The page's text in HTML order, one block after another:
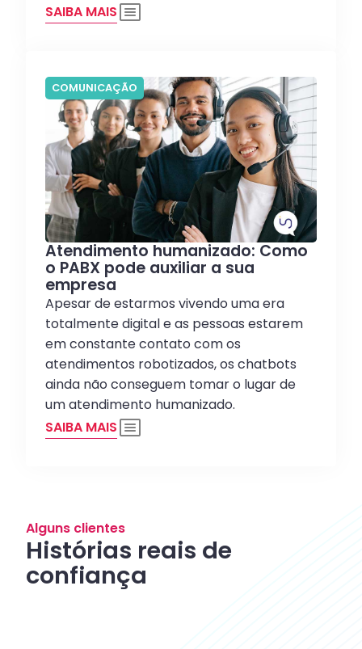
SAIBA MAIS
COMUNICAÇÃO
Atendimento humanizado: Como
o PABX pode auxiliar a sua
empresa
Apesar de estarmos vivendo uma era
totalmente digital e as pessoas estarem
em constante contato com os
atendimentos robotizados, os chatbots
ainda não conseguem tomar o lugar de
um atendimento humanizado.
SAIBA MAIS
Alguns clientes
Histórias reais de
confiança